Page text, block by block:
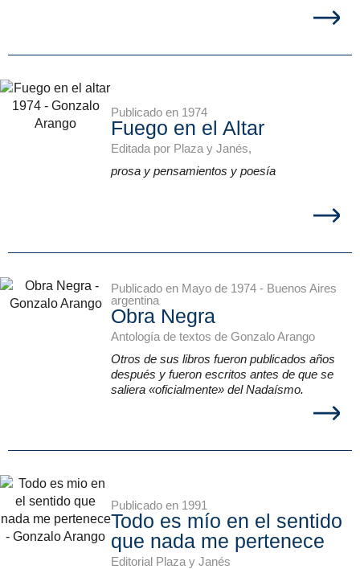
Publicado en 1974
Fuego en el Altar
Editada por Plaza y Janés,
prosa y pensamientos y poesía
Publicado en Mayo de 1974 - Buenos Aires
argentina
Obra Negra
Antología de textos de Gonzalo Arango
Otros de sus libros fueron publicados años
después y fueron escritos antes de que se
saliera «oficialmente» del Nadaísmo.
Publicado en 1991
Todo es mío en el sentido
que nada me pertenece
Editorial Plaza y Janés